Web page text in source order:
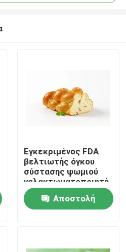
Εγκεκριμένος FDA
βελτιωτής όγκου
σύστασης ψωμιού
γαλακτωματοποιητή
DMG βαθμού
τροφίμωνΑποστολή